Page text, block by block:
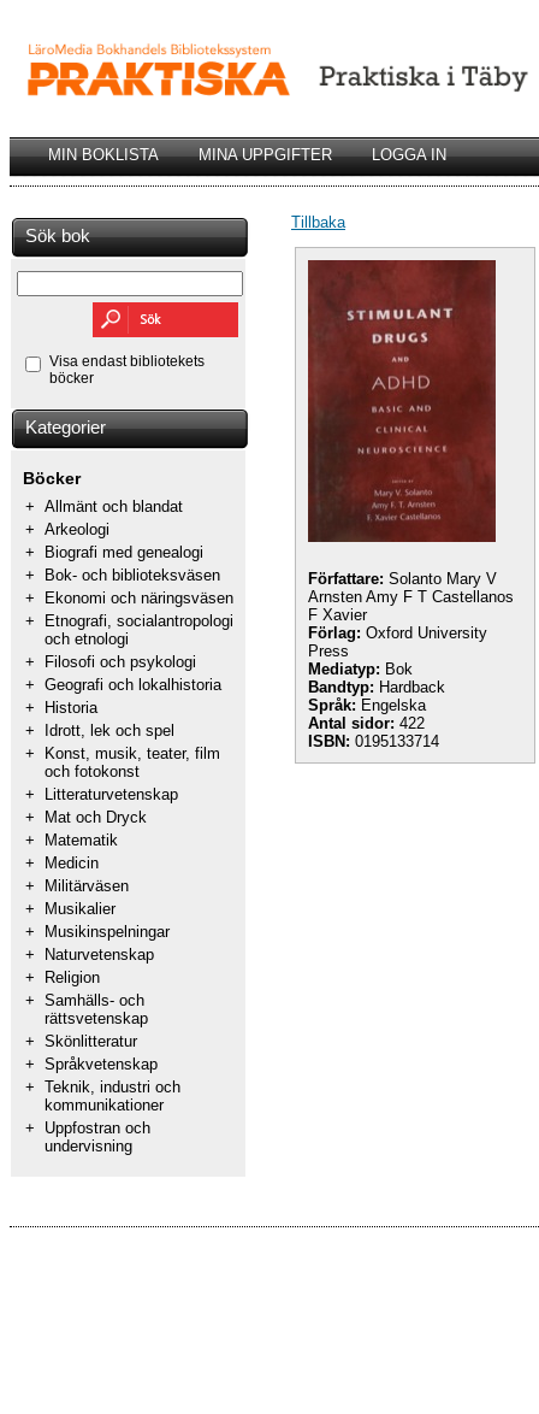
MIN BOKLISTA MINA UPPGIFTER LOGGA IN
Sök bok
Visa endast bibliotekets
böcker
Kategorier
Böcker
+ Allmänt och blandat
+ Arkeologi
+
Biografi med genealogi
+
Bok- och biblioteksväsen
+
Ekonomi och näringsväsen
+
Etnografi, socialantropologi
och etnologi
+
Filosofi och psykologi
+ Geografi och lokalhistoria
+
Historia
+
Idrott, lek och spel
+
Konst, musik, teater, film
och fotokonst
+
Litteraturvetenskap
+
Mat och Dryck
+
Matematik
+
Medicin
+
Militärväsen
+
Musikalier
+
Musikinspelningar
+
Naturvetenskap
+
Religion
+ Samhälls- och
rättsvetenskap
+ Skönlitteratur
+ Språkvetenskap
+ Teknik, industri och
kommunikationer
+
Uppfostran och
undervisning
Tillbaka
Författare: Solanto Mary V
Arnsten Amy F T Castellanos
F Xavier
Förlag: Oxford University
Press
Mediatyp: Bok
Bandtyp: Hardback
Språk: Engelska
Antal sidor: 422
ISBN: 0195133714